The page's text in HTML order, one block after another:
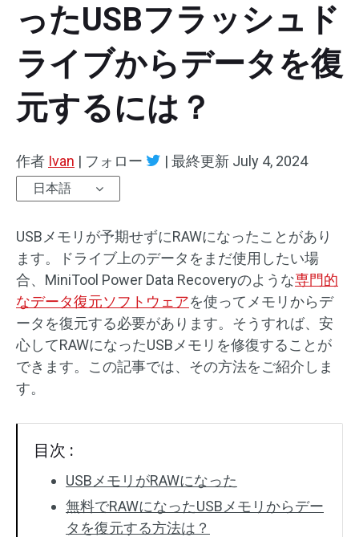
ったUSBフラッシュド
ライブからデータを復
元するには？
作者 Ivan | フォロー | 最終更新 July 4, 2024
日本語
USBメモリが予期せずにRAWになったことがあり
ます。ドライブ上のデータをまだ使用したい場
合、MiniTool Power Data Recoveryのような専門的
なデータ復元ソフトウェアを使ってメモリからデ
ータを復元する必要があります。そうすれば、安
心してRAWになったUSBメモリを修復することが
できます。この記事では、その方法をご紹介しま
す。
目次 :
USBメモリがRAWになった
無料でRAWになったUSBメモリからデー
タを復元する方法は？